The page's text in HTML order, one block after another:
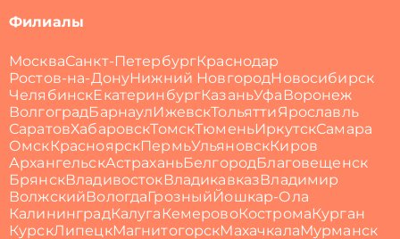
Филиалы
МоскваСанкт-ПетербургКраснодар
Ростов-на-ДонуНижний НовгородНовосибирск
ЧелябинскЕкатеринбургКазаньУфа Воронеж
ВолгоградБарнаулИжевскТольяттиЯрославль
СаратовХабаровскТомскТюменьИркутскСамара
ОмскКрасноярскПермьУльяновскКиров
АрхангельскАстраханьБелгородБлаговещенск
БрянскВладивостокВладикавказВладимир
ВолжскийВологдаГрозныйЙошкар-Ола
КалининградКалуга КемеровоКостромаКурган
КурскЛипецкМагнитогорскМахачкалаМурманск